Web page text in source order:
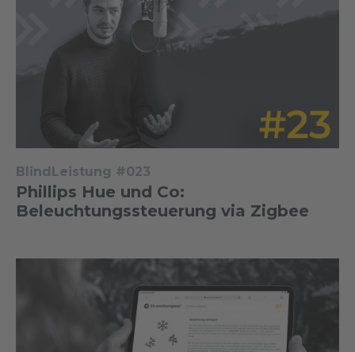
BlindLeistung #023
Phillips Hue und Co:
Beleuchtungssteuerung via Zigbee